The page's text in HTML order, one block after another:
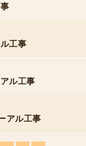
工事
ル工事
アル工事